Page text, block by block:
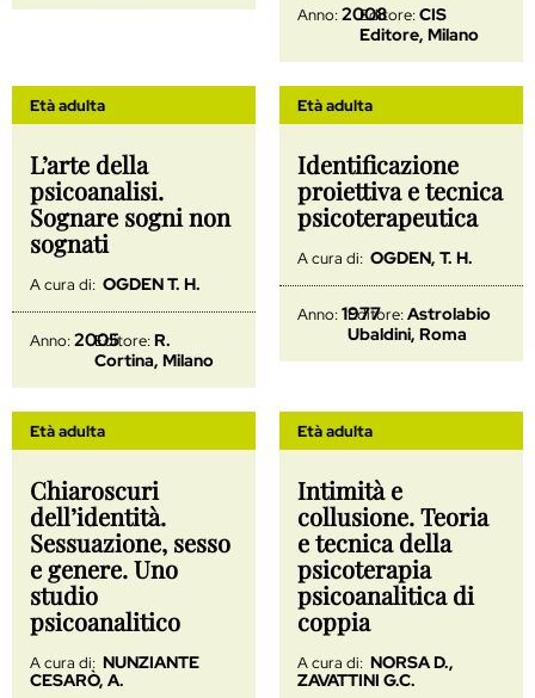
Anno:2008
Editore: CIS
Editore, Milano
Età adulta
L’arte della
psicoanalisi.
Sognare sogni non
sognati
A cura di: OGDEN T. H.
Anno:2005
Editore:R.
Cortina, Milano
Età adulta
Identificazione
proiettiva e tecnica
psicoterapeutica
A cura di: OGDEN, T. H.
Anno:1977
Editore: Astrolabio
Ubaldini, Roma
Età adulta
Chiaroscuri
dell’identità.
Sessuazione, sesso
e genere. Uno
studio
psicoanalitico
A cura di: NUNZIANTE
CESARÒ, A.
Età adulta
Intimità e
collusione. Teoria
e tecnica della
psicoterapia
psicoanalitica di
coppia
A cura di: NORSA D.,
ZAVATTINI G.C.